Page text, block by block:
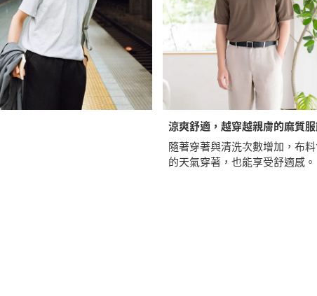
涼爽舒適，越穿越親膚的麻質服
隨著穿著與清洗次數增加，布
的天氣穿著，也能享受舒適感。